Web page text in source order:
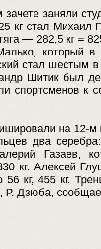
заняли
кг стал Михаил
— 282,5 кг =
который в
стал шестым в
Шитик был
спортсменов к
на 12-м
два
Газаев,
кг. Алексей
56 кг, 455 кг.
Р. Дзюба,